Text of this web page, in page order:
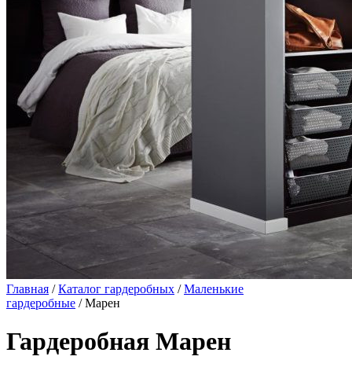
Главная /Каталог гардеробных /Маленькие
гардеробные / Марен
Гардеробная Марен